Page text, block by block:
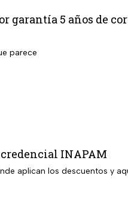
garantía 5 años de
parece
INAPAM
aplican los descuentos y